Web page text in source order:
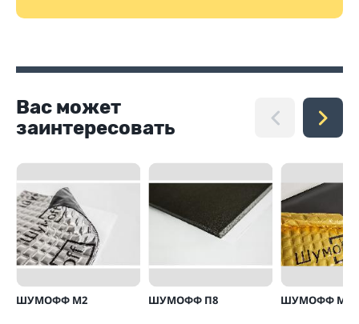
Вас может
заинтересовать
ШУМОФФ М2 ШУМОФФ П8 ШУМОФФ М4